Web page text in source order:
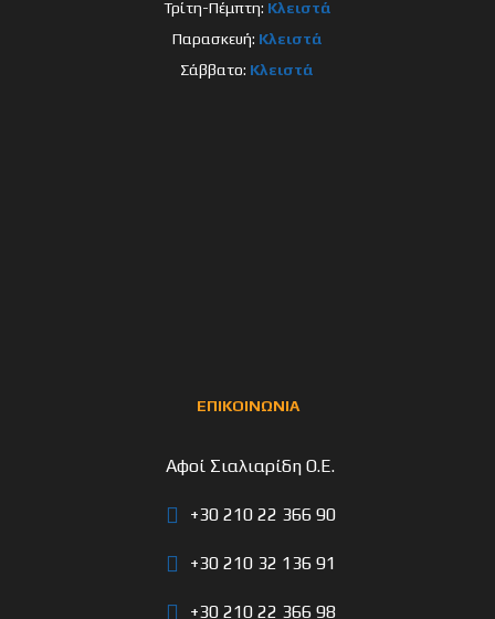
Τρίτη-Πέμπτη: Κλειστά
Παρασκευή: Κλειστά
Σάββατο: Κλειστά
ΕΠΙΚΟΙΝΩΝΙΑ
Αφοί Σιαλιαρίδη Ο.Ε.
+30 210 22 366 90
+30 210 32 136 91
+30 210 22 366 98